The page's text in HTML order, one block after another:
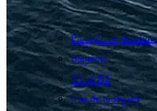
Plongée exploration
Baptême
N1 et N2
Site de plongées